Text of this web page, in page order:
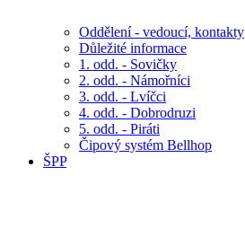
Oddělení - vedoucí, kontakty
Důležité informace
1. odd. - Sovičky
2. odd. - Námořníci
3. odd. - Lvíčci
4. odd. - Dobrodruzi
5. odd. - Piráti
Čipový systém Bellhop
ŠPP